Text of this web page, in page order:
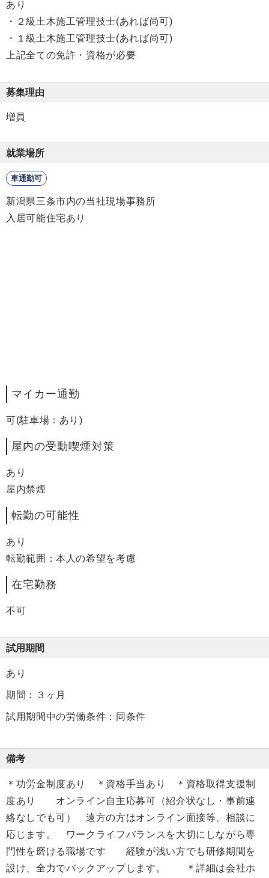
あり
・２級土木施工管理技士(あれば尚可)
・１級土木施工管理技士(あれば尚可)
上記全ての免許・資格が必要
募集理由
増員
就業場所
車通勤可
新潟県三条市内の当社現場事務所
入居可能住宅あり
マイカー通勤
可(駐車場：あり)
屋内の受動喫煙対策
あり
屋内禁煙
転勤の可能性
あり
転勤範囲：本人の希望を考慮
在宅勤務
不可
試用期間
あり
期間：３ヶ月
試用期間中の労働条件：同条件
備考
＊功労金制度あり ＊資格手当あり ＊資格取得支援制
度あり オンライン自主応募可（紹介状なし・事前連
絡なしでも可） 遠方の方はオンライン面接等、相談に
応じます。 ワークライフバランスを大切にしながら専
門性を磨ける職場です 経験が浅い方でも研修期間を
設け、全力でバックアップします。 ＊詳細は会社ホ